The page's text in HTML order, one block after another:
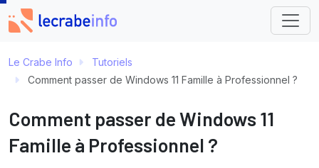
Le Crabe Info
Tutoriels
Comment passer de Windows 11 Famille à Professionnel ?
Comment passer de Windows 11
Famille à Professionnel ?